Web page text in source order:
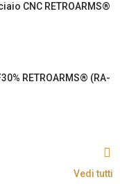
CNC RETROARMS®
RETROARMS® (RA-
Vedi tutti